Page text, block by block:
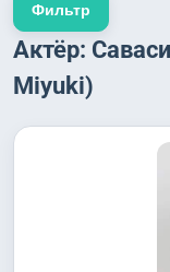
Актёр:
Miyuki)
Фильтр